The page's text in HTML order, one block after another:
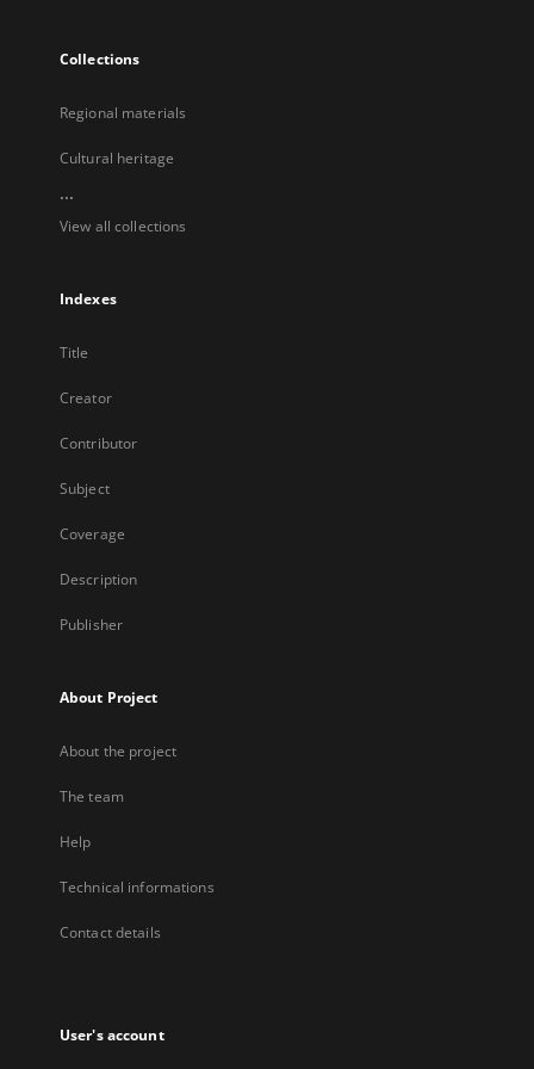
Collections
Regional materials
Cultural heritage
...
View all collections
Indexes
Title
Creator
Contributor
Subject
Coverage
Description
Publisher
About Project
About the project
The team
Help
Technical informations
Contact details
User's account